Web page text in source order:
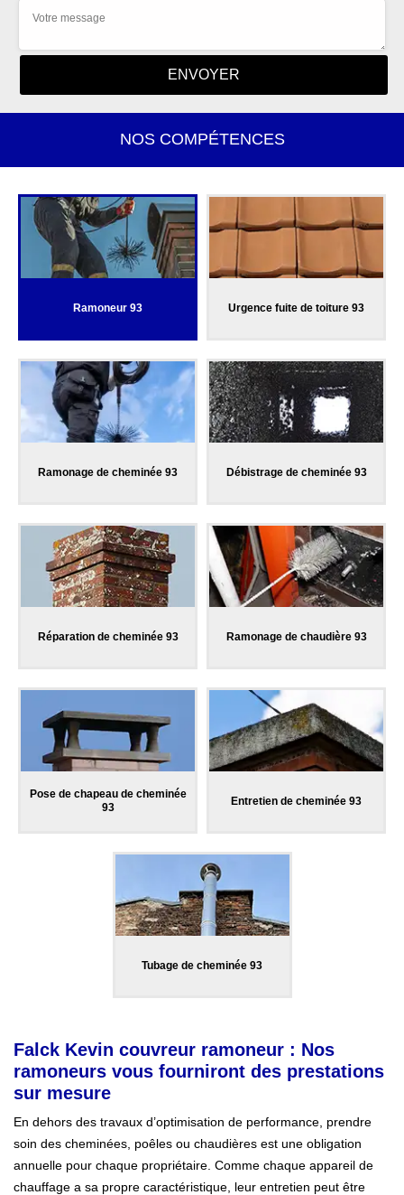
NOS COMPÉTENCES
Ramoneur 93 Urgence fuite de toiture 93
Ramonage de cheminée 93 Débistrage de cheminée 93
Réparation de cheminée 93 Ramonage de chaudière 93
Pose de chapeau de cheminée
93
Entretien de cheminée 93
Tubage de cheminée 93
Falck Kevin couvreur ramoneur : Nos
ramoneurs vous fourniront des prestations
sur mesure
En dehors des travaux d’optimisation de performance, prendre
soin des cheminées, poêles ou chaudières est une obligation
annuelle pour chaque propriétaire. Comme chaque appareil de
chauffage a sa propre caractéristique, leur entretien peut être